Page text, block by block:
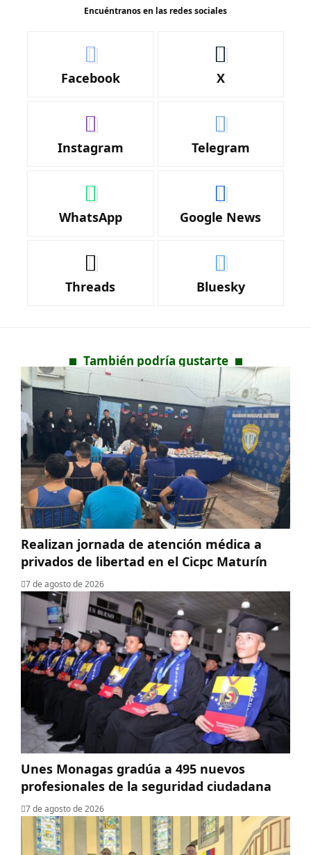
Encuéntranos en las redes sociales
Facebook X
Instagram Telegram
WhatsApp Google News
Threads Bluesky
También podría gustarte
Realizan jornada de atención médica a
privados de libertad en el Cicpc Maturín
7 de agosto de 2026
Unes Monagas gradúa a 495 nuevos
profesionales de la seguridad ciudadana
7 de agosto de 2026